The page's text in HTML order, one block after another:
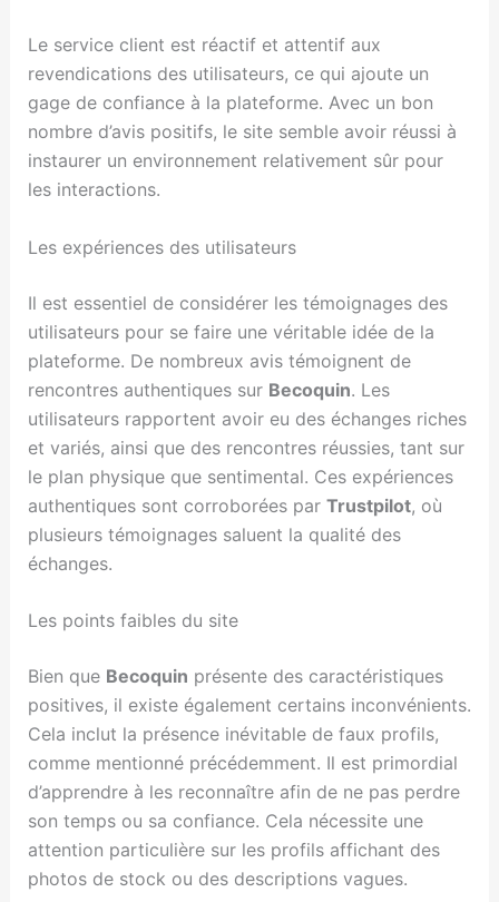
Le service client est réactif et attentif aux
revendications des utilisateurs, ce qui ajoute un
gage de confiance à la plateforme. Avec un bon
nombre d’avis positifs, le site semble avoir réussi à
instaurer un environnement relativement sûr pour
les interactions.
Les expériences des utilisateurs
Il est essentiel de considérer les témoignages des
utilisateurs pour se faire une véritable idée de la
plateforme. De nombreux avis témoignent de
rencontres authentiques sur Becoquin. Les
utilisateurs rapportent avoir eu des échanges riches
et variés, ainsi que des rencontres réussies, tant sur
le plan physique que sentimental. Ces expériences
authentiques sont corroborées par Trustpilot, où
plusieurs témoignages saluent la qualité des
échanges.
Les points faibles du site
Bien que Becoquin présente des caractéristiques
positives, il existe également certains inconvénients.
Cela inclut la présence inévitable de faux profils,
comme mentionné précédemment. Il est primordial
d’apprendre à les reconnaître afin de ne pas perdre
son temps ou sa confiance. Cela nécessite une
attention particulière sur les profils affichant des
photos de stock ou des descriptions vagues.